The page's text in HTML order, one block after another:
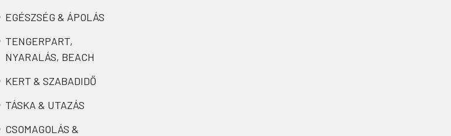
EGÉSZSÉG & ÁPOLÁS
TENGERPART,
NYARALÁS, BEACH
KERT & SZABADIDŐ
TÁSKA & UTAZÁS
CSOMAGOLÁS &